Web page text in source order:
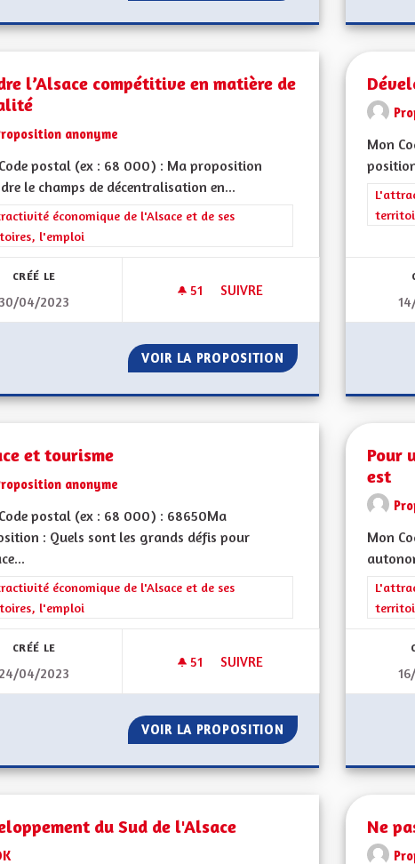
l’Alsace compétitive en matière de
anonyme
postal (ex : 68 000) : Ma proposition
le champs de décentralisation en...
les résultats de la catégorie : L'attractivité économique de l'Alsace et
économique de l'Alsace et de ses
l'emploi
CRÉÉ LE
30/04/2023
51 51 ABONNÉS
SUIVRE
RENDRE L’ALSACE COMPÉTITIVE
VOIR LA PROPOSITION RENDRE L’ALSACE
Mon
Filtrer
et tourisme
anonyme
postal (ex : 68 000) : 68650Ma
: Quels sont les grands défis pour
les résultats de la catégorie : L'attractivité économique de l'Alsace et
économique de l'Alsace et de ses
l'emploi
CRÉÉ LE
24/04/2023
51 51 ABONNÉS
SUIVRE
VOIR LA PROPOSITION ALSACE ET TOURISME
Pour
est
Mon
Filtrer
du Sud de l'Alsace Ne